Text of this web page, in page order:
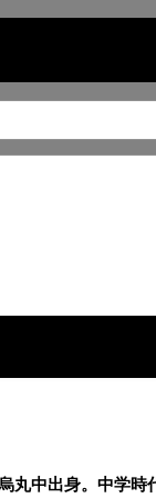
丸中出身。中学時